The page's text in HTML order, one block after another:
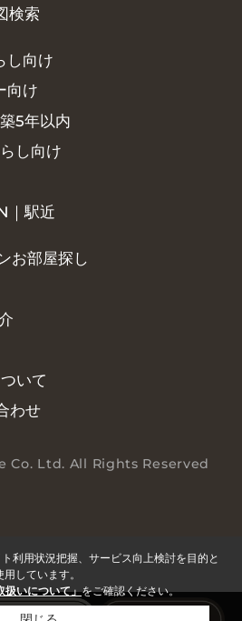
検索
し向け
向け
5年以内
し向け
｜駅近
お部屋探し
いて
わせ
Co. Ltd. All Rights Reserved
利用状況把握、サービス向上検討を目的と
しています。
扱いについて」をご確認ください。